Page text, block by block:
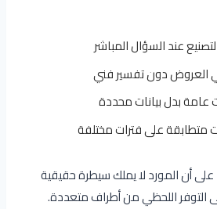
عند السؤال المباشر
العروض دون تفسير فني
عامة بدل بيانات محددة
متطابقة على فترات مختلفة
أن المورد لا يملك سيطرة حقيقية
التوفر اللحظي من أطراف متعددة.